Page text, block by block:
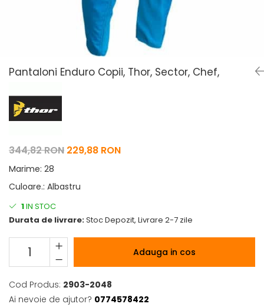
Pelerine de ploaie
Tricou / Geci / Termic
Cabluri si Conducte
Uleiuri si Lubrifianti
Filtre
Suspensii
Tuning
Pantaloni Enduro Copii, Thor, Sector, Chef,
344,82 RON 229,88 RON
Marime: 28
Culoare.: Albastru
1IN STOC
Durata de livrare:Stoc Depozit, Livrare 2-7 zile
Adauga in cos
Cod Produs: 2903-2048
Ai nevoie de ajutor? 0774578422